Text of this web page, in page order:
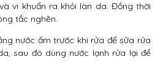
vi khuẩn ra khỏi làn da. Đồng thời
tắc nghẽn.
nước ấm trước khi rửa để sữa rửa
sau đó dùng nước lạnh rửa lại để